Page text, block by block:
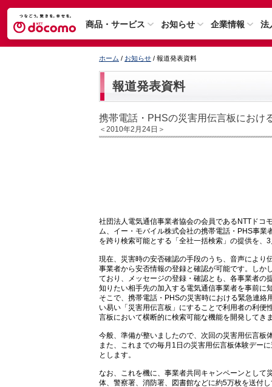
商品・サービス お知らせ 企業情報 法
ホーム / お知らせ / 報道発表資料
報道発表資料
携帯電話・PHSの災害用伝言板におけ
＜2010年2月24日＞
社団法人電気通信事業者協会の会員であるNTTドコ
ム、イー・モバイル株式会社の携帯電話・PHS事
を跨り検索可能とする「全社一括検索」の提供を、
現在、災害時の安否確認の手段のうち、音声により
事業者から安否情報の登録と確認が可能です。しか
ており、メッセージの登録・確認とも、各事業者の
知りたい相手先の加入する電気通信事業者を事前に
そこで、携帯電話・PHSの災害時における緊急連
い易い「災害用伝言板」にすることで利用者の利
言板において横断的に検索可能な機能を開発してき
今般、準備が整いましたので、次回の災害用伝言板
また、これまでの毎月1日の災害用伝言板体験デー
とします。
なお、これを機に、事業者共同キャンペーンとして
体、警察署、消防署、図書館などに約5万枚を送付